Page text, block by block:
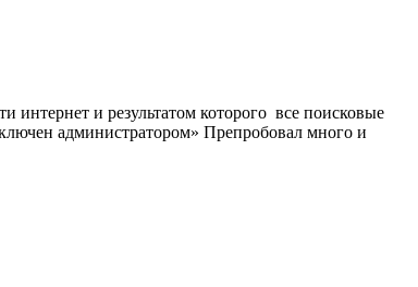
интернет и результатом которого все поисковые
администратором» Препробовал много и